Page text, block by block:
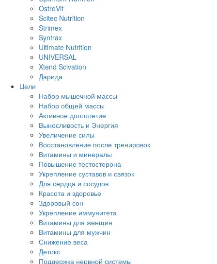
OstroVit
Scitec Nutrition
Strimex
Syntrax
Ultimate Nutrition
UNIVERSAL
Xtend Scivation
Дарида
Цели
Набор мышечной массы
Набор общей массы
Активное долголетие
Выносливость и Энергия
Увеличение силы
Восстановление после тренировок
Витамины и минералы
Повышение тестостерона
Укрепление суставов и связок
Для сердца и сосудов
Красота и здоровье
Здоровый сон
Укрепление иммунитета
Витамины для женщин
Витамины для мужчин
Снижение веса
Детокс
Поддержка нервной системы